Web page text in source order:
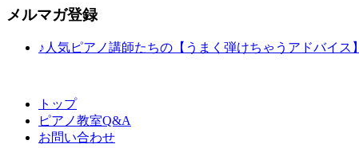
メルマガ登録
♪人気ピアノ講師たちの【うまく弾けちゃうアドバイス】
トップ
ピアノ教室Q&A
お問い合わせ